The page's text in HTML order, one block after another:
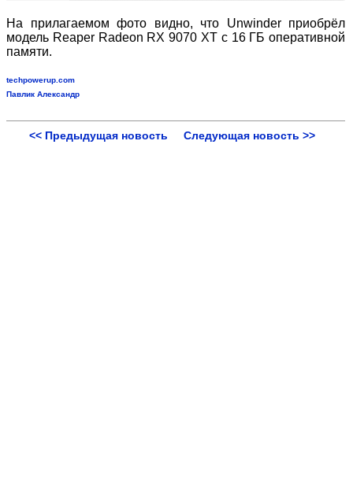
На прилагаемом фото видно, что Unwinder приобрёл
модель Reaper Radeon RX 9070 XT с 16 ГБ оперативной
памяти.
techpowerup.com
Павлик Александр
<< Предыдущая новость Следующая новость >>